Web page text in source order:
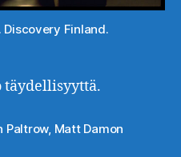
Discovery Finland.
täydellisyyttä.
Paltrow, Matt Damon